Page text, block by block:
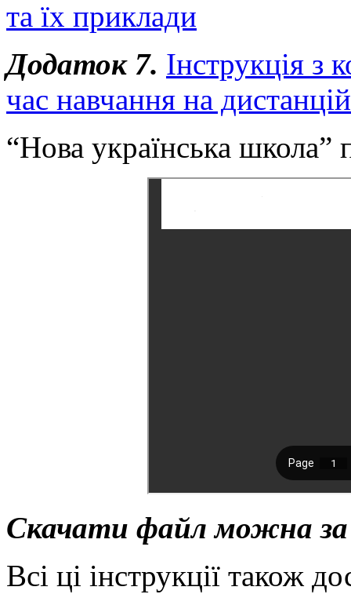
та їх приклади
Додаток 7. Інструкція з
час навчання на
“Нова українська
Скачати файл можна
Всі ці інструкції також